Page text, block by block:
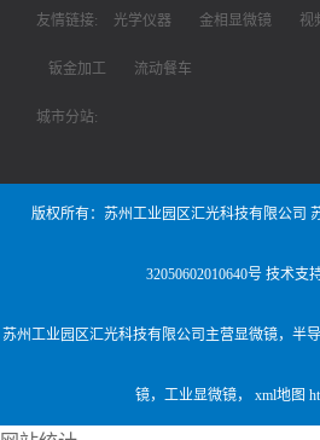
友情链接: 光学仪器 金相显微镜 视
钣金加工 流动餐车
城市分站:
版权所有：苏州工业园区汇光科技有限公司
32050602010640号 技术支
苏州工业园区汇光科技有限公司主营显微镜， 半
镜， 工业显微镜， xml地图